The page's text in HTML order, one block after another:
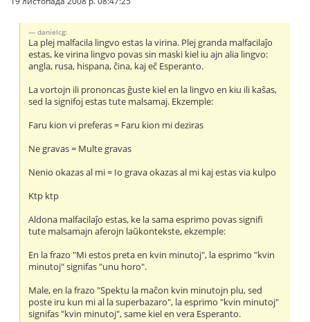
danielcg:
La plej malfacila lingvo estas la virina. Plej granda malfacilaĵo
estas, ke virina lingvo povas sin maski kiel iu ajn alia lingvo:
angla, rusa, hispana, ĉina, kaj eĉ Esperanto.
La vortojn ili prononcas ĝuste kiel en la lingvo en kiu ili kaŝas,
sed la signifoj estas tute malsamaj. Ekzemple:
Faru kion vi preferas = Faru kion mi deziras
Ne gravas = Multe gravas
Nenio okazas al mi = Io grava okazas al mi kaj estas via kulpo
Ktp ktp
Aldona malfacilaĵo estas, ke la sama esprimo povas signifi
tute malsamajn aferojn laŭkontekste, ekzemple:
En la frazo "Mi estos preta en kvin minutoj", la esprimo "kvin
minutoj" signifas "unu horo".
Male, en la frazo "Spektu la maĉon kvin minutojn plu, sed
poste iru kun mi al la superbazaro", la esprimo "kvin minutoj"
signifas "kvin minutoj", same kiel en vera Esperanto.